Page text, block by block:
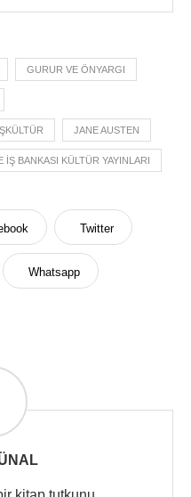
GURUR VE ÖNYARGI
JANE AUSTEN
IŞ BANKASI KÜLTÜR YAYINLARI
Twitter
Whatsapp